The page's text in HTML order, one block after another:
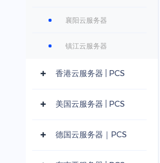
襄阳云服务器
镇江云服务器
香港云服务器 | PCS
美国云服务器 | PCS
德国云服务器｜PCS